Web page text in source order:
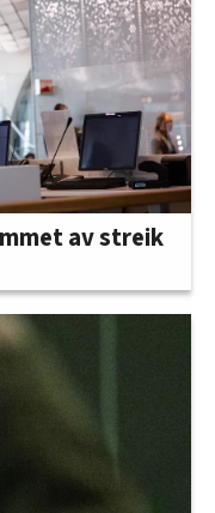
av streik